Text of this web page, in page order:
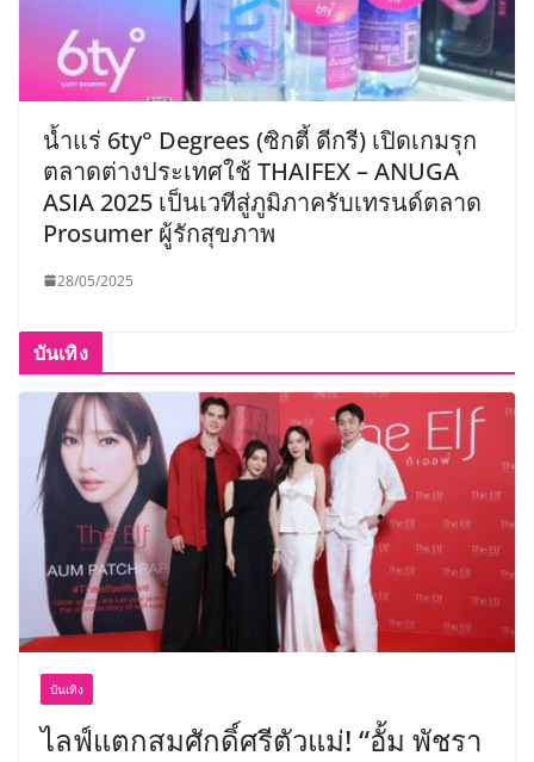
น้ำแร่ 6ty° Degrees (ซิกตี้ ดีกรี) เปิดเกมรุก
ตลาดต่างประเทศใช้ THAIFEX – ANUGA
ASIA 2025 เป็นเวทีสู่ภูมิภาครับเทรนด์ตลาด
Prosumer ผู้รักสุขภาพ
28/05/2025
บันเทิง
บันเทิง
ไลฟ์แตกสมศักดิ์ศรีตัวแม่! “อั้ม พัชรา